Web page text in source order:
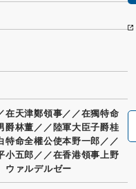
在天津鄭領事／／在獨特命
爵林董／／陸軍大臣子爵桂
特命全權公使本野一郎／／
小五郎／／在香港領事上野
ウァルデルゼー